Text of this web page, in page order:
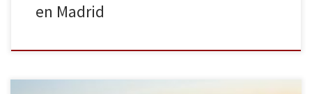
en Madrid